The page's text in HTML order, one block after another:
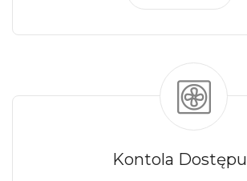
Kontola Dostępu